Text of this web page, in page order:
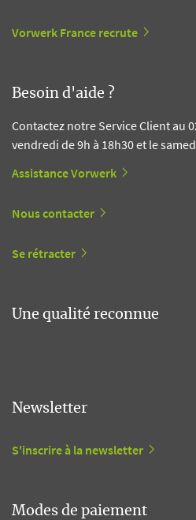
Vorwerk France recrute
Besoin d'aide ?
Contactez notre Service Client au
vendredi de 9h à 18h30 et le
Assistance Vorwerk
Nous contacter
Se rétracter
Une qualité reconnue
Newsletter
S'inscrire à la newsletter
Modes de paiement